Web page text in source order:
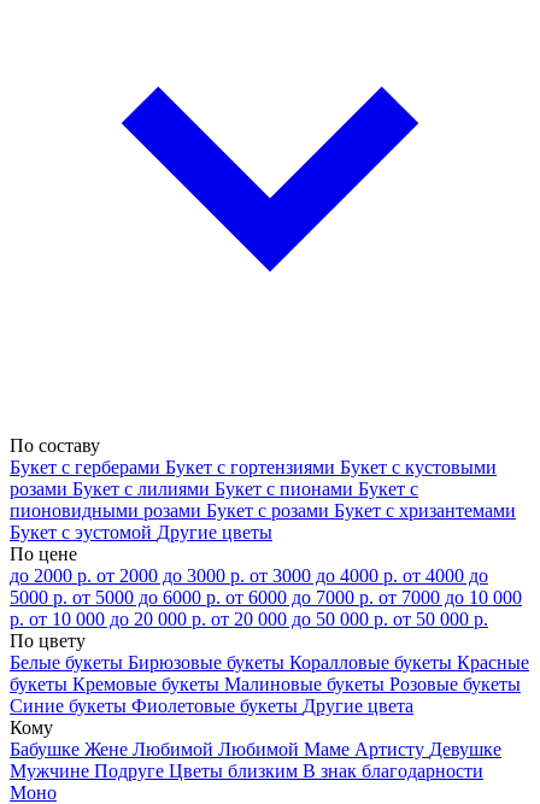
По составу
Букет с герберами Букет с гортензиями Букет с кустовыми
розами Букет с лилиями Букет с пионами Букет с
пионовидными розами Букет с розами Букет с хризантемами
Букет с эустомой Другие цветы
По цене
до 2000 р. от 2000 до 3000 р. от 3000 до 4000 р. от 4000 до
5000 р. от 5000 до 6000 р. от 6000 до 7000 р. от 7000 до 10 000
р. от 10 000 до 20 000 р. от 20 000 до 50 000 р. от 50 000 р.
По цвету
Белые букеты Бирюзовые букеты Коралловые букеты Красные
букеты Кремовые букеты Малиновые букеты Розовые букеты
Синие букеты Фиолетовые букеты Другие цвета
Кому
Бабушке Жене Любимой Любимой Маме Артисту Девушке
Мужчине Подруге Цветы близким В знак благодарности
Моно